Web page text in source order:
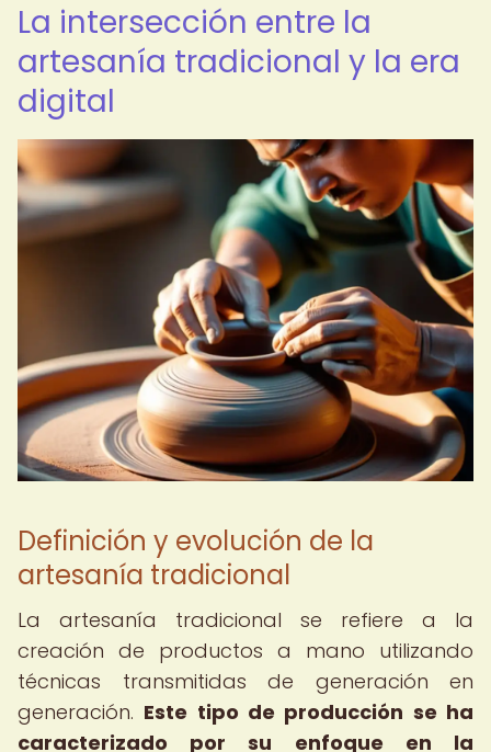
La intersección entre la
artesanía tradicional y la era
digital
Definición y evolución de la
artesanía tradicional
La artesanía tradicional se refiere a la
creación de productos a mano utilizando
técnicas transmitidas de generación en
generación. Este tipo de producción se ha
caracterizado por su enfoque en la